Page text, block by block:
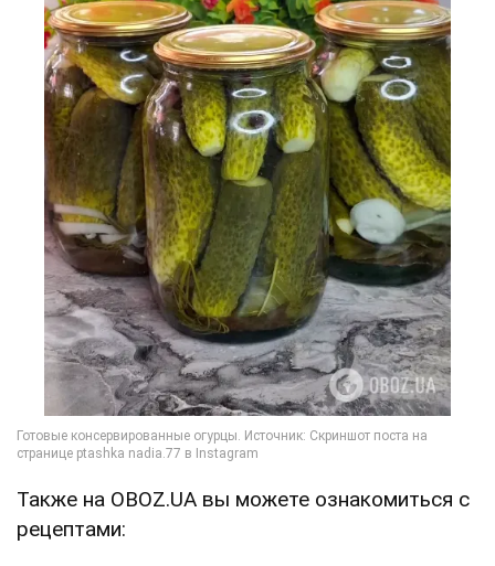
Также на OBOZ.UA вы можете ознакомиться с
рецептами: